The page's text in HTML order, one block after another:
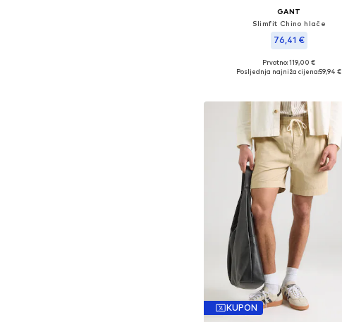
GANT
Slimfit Chino hlače
76,41 €
Dostupne veličine: 34 x 32
Prvotno: 119,00 €
Posljednja najniža cijena:59,94 €
KUPON